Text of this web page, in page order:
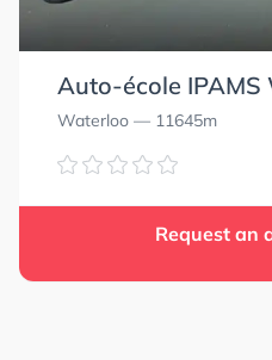
Auto-école IPAMS
Waterloo — 11645m
Request an